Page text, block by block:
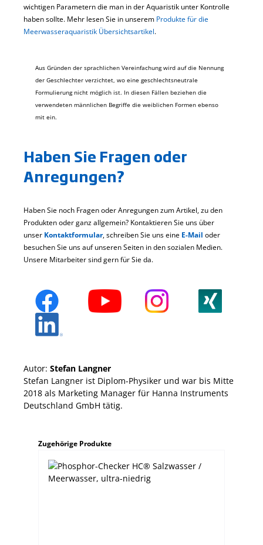
wichtigen Parametern die man in der Aquaristik unter Kontrolle
haben sollte. Mehr lesen Sie in unserem Produkte für die
Meerwasseraquaristik Übersichtsartikel.
Aus Gründen der sprachlichen Vereinfachung wird auf die Nennung
der Geschlechter verzichtet, wo eine geschlechtsneutrale
Formulierung nicht möglich ist. In diesen Fällen beziehen die
verwendeten männlichen Begriffe die weiblichen Formen ebenso
mit ein.
Haben Sie Fragen oder
Anregungen?
Haben Sie noch Fragen oder Anregungen zum Artikel, zu den
Produkten oder ganz allgemein? Kontaktieren Sie uns über
unser Kontaktformular, schreiben Sie uns eine E-Mail oder
besuchen Sie uns auf unseren Seiten in den sozialen Medien.
Unsere Mitarbeiter sind gern für Sie da.
Autor: Stefan Langner
Stefan Langner ist Diplom-Physiker und war bis Mitte
2018 als Marketing Manager für Hanna Instruments
Deutschland GmbH tätig.
Produktgalerie überspringen
Zugehörige Produkte